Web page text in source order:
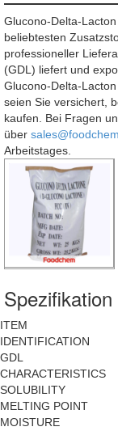
Glucono-Delta-
beliebtesten
professioneller
(GDL) liefert und
Glucono-Delta-
seien Sie versichert,
kaufen. Bei Fragen
über
Arbeitstages.
Spezifikation
ITEM
IDENTIFICATION
GDL
CHARACTERISTICS
SOLUBILITY
MELTING POINT
MOISTURE